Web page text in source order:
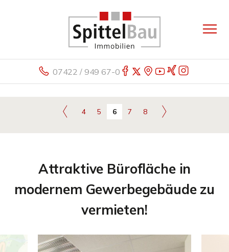
07422 / 949 67-0
4 5 6 7 8
Attraktive Bürofläche in
modernem Gewerbegebäude zu
vermieten!